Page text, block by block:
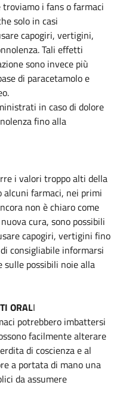
i fans o farmaci
solo in casi
capogiri, vertigini,
Tali effetti
sono invece più
di paracetamolo e
in caso di dolore
fino alla
i valori troppo alti della
alcuni farmaci, nei primi
non è chiaro come
cura, sono possibili
capogiri, vertigini fino
consigliabile informarsi
sulle possibili noie alla
ORALI
potrebbero imbattersi
facilmente alterare
di coscienza e al
a portata di mano una
da assumere